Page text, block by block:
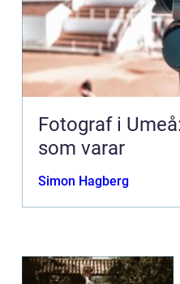
Fotograf i
som varar
Simon Hagberg